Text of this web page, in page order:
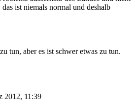
ist niemals normal und deshalb
tun, aber es ist schwer etwas zu tun.
2012, 11:39